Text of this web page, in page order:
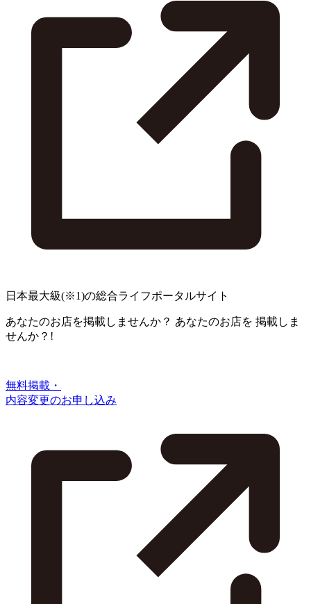
日本最大級(※1)の総合ライフポータルサイト
あなたのお店を掲載しませんか？ あなたのお店を 掲載しま
せんか？!
無料掲載・
内容変更のお申し込み